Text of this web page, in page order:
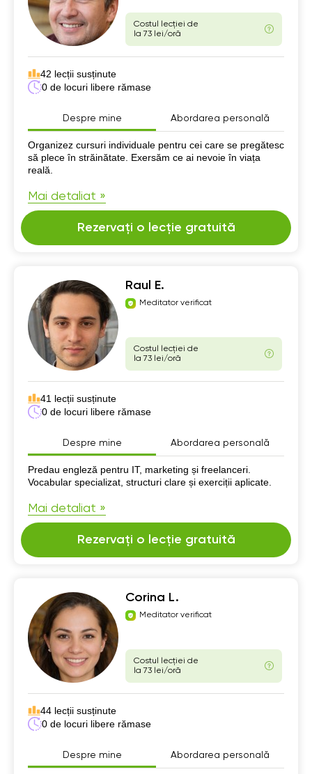
Costul lecției de
la 73 lei/oră
42 lecții susținute
0 de locuri libere rămase
Despre mine Abordarea personală
Despre mine
Organizez cursuri individuale pentru cei care se pregătesc
să plece în străinătate. Exersăm ce ai nevoie în viața
reală.
Mai detaliat »
Rezervați o lecție gratuită
Raul E.
Meditator verificat
Costul lecției de
la 73 lei/oră
41 lecții susținute
0 de locuri libere rămase
Despre mine Abordarea personală
Despre mine
Predau engleză pentru IT, marketing și freelanceri.
Vocabular specializat, structuri clare și exerciții aplicate.
Mai detaliat »
Rezervați o lecție gratuită
Corina L.
Meditator verificat
Costul lecției de
la 73 lei/oră
44 lecții susținute
0 de locuri libere rămase
Despre mine Abordarea personală